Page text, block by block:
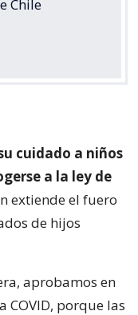
Chile
cuidado a niños
a la ley de
extiende el fuero
de hijos
aprobamos en
COVID, porque las